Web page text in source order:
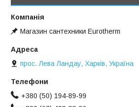
Магазин сантехники Eurotherm
прос. Лева Ландау, Харків, Україна
+380 (50) 194-89-99